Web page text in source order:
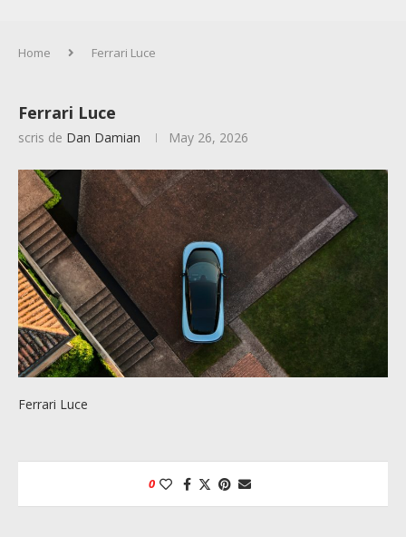
Home Ferrari Luce
Ferrari Luce
scris de Dan Damian May 26, 2026
Ferrari Luce
0